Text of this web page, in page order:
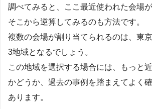
調べてみると、ここ最近使われた会場
そこから逆算してみるのも方法です。
複数の会場が割り当てられるのは、東
3地域となるでしょう。
この地域を選択する場合には、もっと
かどうか、過去の事例を踏まえてよく
あります。